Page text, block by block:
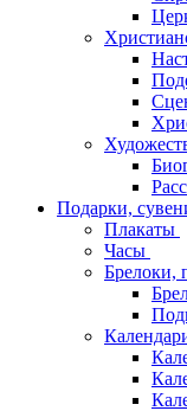
Подарки,
Плакаты
Часы
Брелоки,